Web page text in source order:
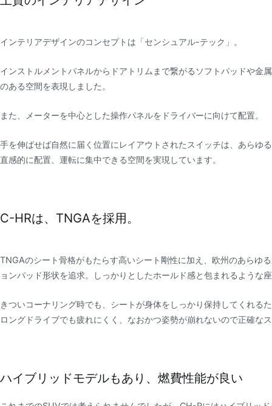
インテリアデザインのコンセプトは「センシュアル-テック」。
インストルメントパネルからドアトリムまで繋がるソフトパッドや金
のある空間を表現しました。
また、メーターを中心とした操作パネルをドライバーに向けて配置。
手を伸ばせば自然に届く位置にレイアウトされたスイッチは、あらゆ
直感的に配置、運転に集中できる空間を実現しています。
C-HRは、TNGAを採用。
TNGAのシート骨格がもたらす高いシート剛性に加え、欧州のあらゆ
ョンパッド形状を追求。しっかりとしたホールド感と包まれるような
きついコーナリング時でも、シートが身体をしっかり保持してくれる
ロングドライブでも疲れにくく、なおかつ姿勢が崩れないので正確な
ハイブリッドモデルもあり、燃費性能が良い